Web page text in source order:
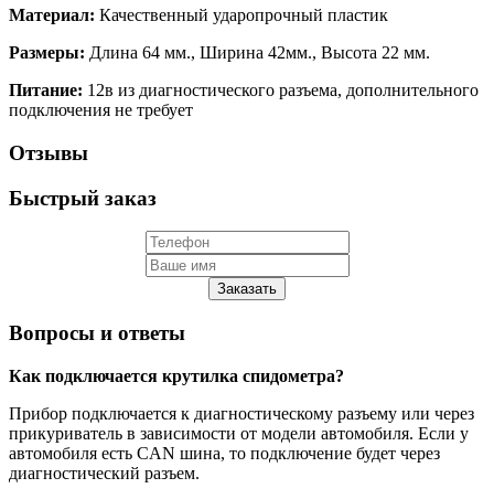
Материал: Качественный ударопрочный пластик
Размеры: Длина 64 мм., Ширина 42мм., Высота 22 мм.
Питание: 12в из диагностического разъема, дополнительного
подключения не требует
Отзывы
Быстрый заказ
Заказать
Вопросы и ответы
Как подключается крутилка спидометра?
Прибор подключается к диагностическому разъему или через
прикуриватель в зависимости от модели автомобиля. Если у
автомобиля есть CAN шина, то подключение будет через
диагностический разъем.